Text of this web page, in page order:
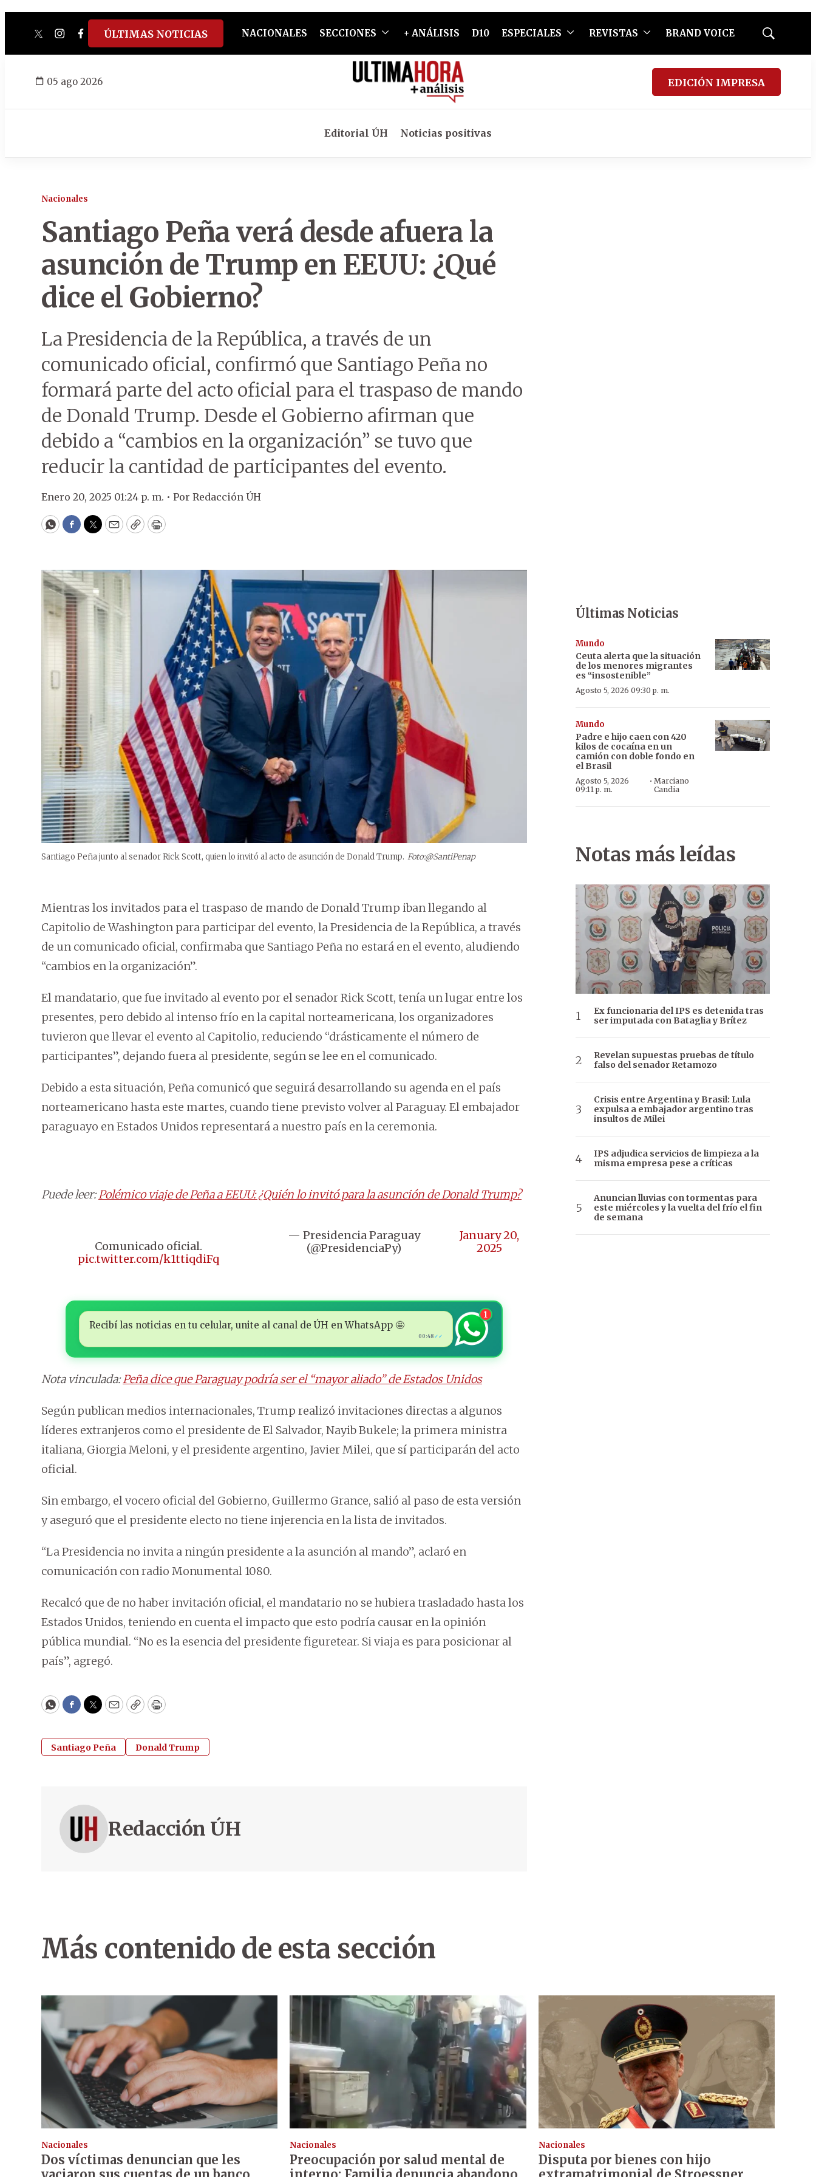
twitterinstagram
facebook
tiktokyoutube
spotify
ÚLTIMAS NOTICIAS NACIONALES SECCIONES + ANÁLISIS D10 ESPECIALES REVISTAS BRAND VOICE
Mostrar
05 ago 2026 EDICIÓN IMPRESA
Editorial ÚH Noticias positivas
Nacionales
Santiago Peña verá desde afuera la
asunción de Trump en EEUU: ¿Qué
dice el Gobierno?
La Presidencia de la República, a través de un
comunicado oficial, confirmó que Santiago Peña no
formará parte del acto oficial para el traspaso de mando
de Donald Trump. Desde el Gobierno afirman que
debido a “cambios en la organización” se tuvo que
reducir la cantidad de participantes del evento.
Enero 20, 2025 01:24 p. m. • Por Redacción ÚH
WhatsApp
Facebook
Twitter
EmailCopyPrint
Santiago Peña junto al senador Rick Scott, quien lo invitó al acto de asunción de Donald Trump. Foto:@SantiPenap
Mientras los invitados para el traspaso de mando de Donald Trump iban llegando al
Capitolio de Washington para participar del evento, la Presidencia de la República, a través
de un comunicado oficial, confirmaba que Santiago Peña no estará en el evento, aludiendo
“cambios en la organización”.
El mandatario, que fue invitado al evento por el senador Rick Scott, tenía un lugar entre los
presentes, pero debido al intenso frío en la capital norteamericana, los organizadores
tuvieron que llevar el evento al Capitolio, reduciendo “drásticamente el número de
participantes”, dejando fuera al presidente, según se lee en el comunicado.
Debido a esta situación, Peña comunicó que seguirá desarrollando su agenda en el país
norteamericano hasta este martes, cuando tiene previsto volver al Paraguay. El embajador
paraguayo en Estados Unidos representará a nuestro país en la ceremonia.
Puede leer:Polémico viaje de Peña a EEUU: ¿Quién lo invitó para la asunción de Donald Trump?
Comunicado oficial.
pic.twitter.com/k1ttiqdiFq
— Presidencia Paraguay
(@PresidenciaPy)
January 20,
2025
Recibí las noticias en tu celular, unite al canal de ÚH en WhatsApp 🤩
00:48 ✓✓
1
Nota vinculada:Peña dice que Paraguay podría ser el “mayor aliado” de Estados Unidos
Según publican medios internacionales, Trump realizó invitaciones directas a algunos
líderes extranjeros como el presidente de El Salvador, Nayib Bukele; la primera ministra
italiana, Giorgia Meloni, y el presidente argentino, Javier Milei, que sí participarán del acto
oficial.
Sin embargo, el vocero oficial del Gobierno, Guillermo Grance, salió al paso de esta versión
y aseguró que el presidente electo no tiene injerencia en la lista de invitados.
“La Presidencia no invita a ningún presidente a la asunción al mando”, aclaró en
comunicación con radio Monumental 1080.
Recalcó que de no haber invitación oficial, el mandatario no se hubiera trasladado hasta los
Estados Unidos, teniendo en cuenta el impacto que esto podría causar en la opinión
pública mundial. “No es la esencia del presidente figuretear. Si viaja es para posicionar al
país”, agregó.
WhatsApp
Facebook
Twitter
EmailCopyPrint
Santiago Peña Donald Trump
Redacción ÚH
Últimas Noticias
Mundo
Ceuta alerta que la situación
de los menores migrantes
es “insostenible”
Agosto 5, 2026 09:30 p. m.
Mundo
Padre e hijo caen con 420
kilos de cocaína en un
camión con doble fondo en
el Brasil
Agosto 5, 2026
09:11 p. m.
·Marciano
Candia
Notas más leídas
Ex funcionaria del IPS es detenida tras
ser imputada con Bataglia y Brítez
Revelan supuestas pruebas de título
falso del senador Retamozo
Crisis entre Argentina y Brasil: Lula
expulsa a embajador argentino tras
insultos de Milei
IPS adjudica servicios de limpieza a la
misma empresa pese a críticas
Anuncian lluvias con tormentas para
este miércoles y la vuelta del frío el fin
de semana
Más contenido de esta sección
Nacionales
Dos víctimas denuncian que les
Nacionales
Preocupación por salud mental de
Nacionales
Disputa por bienes con hijo